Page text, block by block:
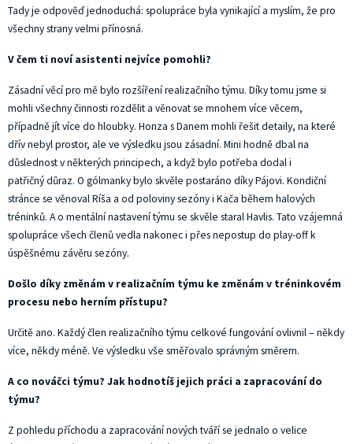
Tady je odpověď jednoduchá: spolupráce byla vynikající a myslím, že pro
všechny strany velmi přínosná.
V čem ti noví asistenti nejvíce pomohli?
Zásadní věcí pro mě bylo rozšíření realizačního týmu. Díky tomu jsme si
mohli všechny činnosti rozdělit a věnovat se mnohem více věcem,
případně jít více do hloubky. Honza s Danem mohli řešit detaily, na které
dřív nebyl prostor, ale ve výsledku jsou zásadní. Mini hodně dbal na
důslednost v některých principech, a když bylo potřeba dodal i
patřičný důraz. O gólmanky bylo skvěle postaráno díky Pájovi. Kondiční
stránce se věnoval Ríša a od poloviny sezóny i Kača během halových
tréninků. A o mentální nastavení týmu se skvěle staral Havlis. Tato vzájemná
spolupráce všech členů vedla nakonec i přes nepostup do play-off k
úspěšnému závěru sezóny.
Došlo díky změnám v realizačním týmu ke změnám v tréninkovém
procesu nebo herním přístupu?
Určitě ano. Každý člen realizačního týmu celkové fungování ovlivnil – někdy
více, někdy méně. Ve výsledku vše směřovalo správným směrem.
A co nováčci týmu? Jak hodnotíš jejich práci a zapracování do
týmu?
Z pohledu příchodu a zapracování nových tváří se jednalo o velice